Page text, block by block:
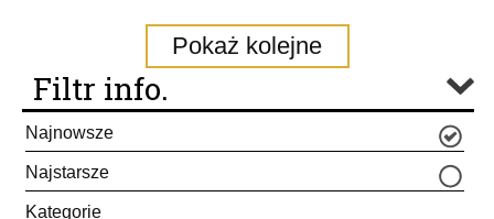
Pokaż kolejne
Filtr info.
Najnowsze
Najstarsze
Kategorie